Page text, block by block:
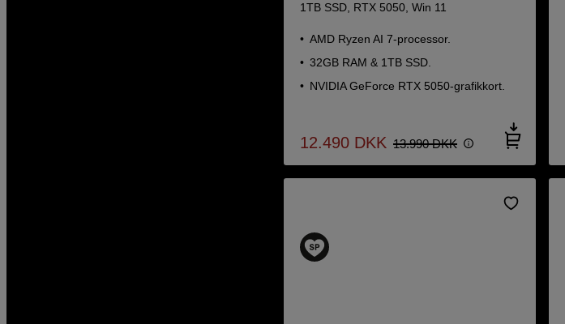
1TB SSD, RTX 5050, Win 11
AMD Ryzen AI 7-processor.
32GB RAM & 1TB SSD.
NVIDIA GeForce RTX 5050-grafikkort.
12.490 DKK 13.990 DKK